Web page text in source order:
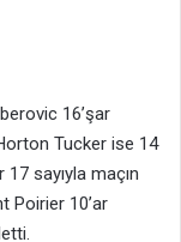
16’şar
Tucker ise 14
17 sayıyla maçın
Poirier 10’ar